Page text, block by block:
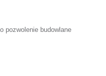
pozwolenie budowlane